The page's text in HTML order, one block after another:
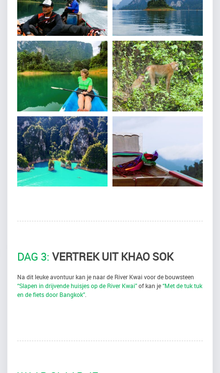
DAG 3: VERTREK UIT KHAO SOK
Na dit leuke avontuur kan je naar de River Kwai voor de bouwsteen
“Slapen in drijvende huisjes op de River Kwai”of kan je“Met de tuk tuk
en de fiets door Bangkok”.